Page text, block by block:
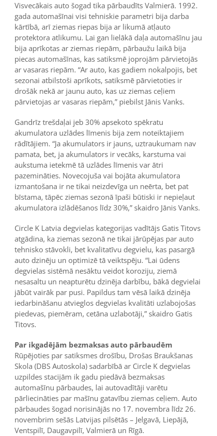
Visvecākais auto šogad tika pārbaudīts Valmierā. 1992.
gada automašīnai visi tehniskie parametri bija darba
kārtībā, arī ziemas riepas bija ar likumā atļauto
protektora atlikumu. Lai gan lielākā daļa automašīnu jau
bija aprīkotas ar ziemas riepām, pārbaužu laikā bija
piecas automašīnas, kas satiksmē joprojām pārvietojās
ar vasaras riepām. “Ar auto, kas gadiem nokalpojis, bet
sezonai atbilstoši aprīkots, satiksmē pārvietoties ir
drošāk nekā ar jaunu auto, kas uz ziemas ceļiem
pārvietojas ar vasaras riepām,” piebilst Jānis Vanks.
Gandrīz trešdaļai jeb 30% apsekoto spēkratu
akumulatora uzlādes līmenis bija zem noteiktajiem
rādītājiem. “Ja akumulators ir jauns, uztraukumam nav
pamata, bet, ja akumulators ir vecāks, karstuma vai
aukstuma ietekmē tā uzlādes līmenis var ātri
pazemināties. Novecojuša vai bojāta akumulatora
izmantošana ir ne tikai neizdevīga un neērta, bet pat
bīstama, tāpēc ziemas sezonā īpaši būtiski ir nepieļaut
akumulatora izlādēšanos līdz 30%,” skaidro Jānis Vanks.
Circle K Latvia degvielas kategorijas vadītājs Gatis Titovs
atgādina, ka ziemas sezonā ne tikai jārūpējas par auto
tehnisko stāvokli, bet kvalitatīvu degvielu, kas pasargā
auto dzinēju un optimizē tā veiktspēju. “Lai ūdens
degvielas sistēmā nesāktu veidot koroziju, ziemā
nesasaltu un neapturētu dzinēja darbību, bākā degvielai
jābūt vairāk par pusi. Papildus tam vēsā laikā dzinēja
iedarbināšanu atvieglos degvielas kvalitāti uzlabojošas
piedevas, piemēram, cetāna uzlabotāji,” skaidro Gatis
Titovs.
Par ikgadējām bezmaksas auto pārbaudēm
Rūpējoties par satiksmes drošību, Drošas Braukšanas
Skola (DBS Autoskola) sadarbībā ar Circle K degvielas
uzpildes stacijām ik gadu piedāvā bezmaksas
automašīnu pārbaudes, lai autovadītāji varētu
pārliecināties par mašīnu gatavību ziemas ceļiem. Auto
pārbaudes šogad norisinājās no 17. novembra līdz 26.
novembrim sešās Latvijas pilsētās – Jelgavā, Liepājā,
Ventspilī, Daugavpilī, Valmierā un Rīgā.